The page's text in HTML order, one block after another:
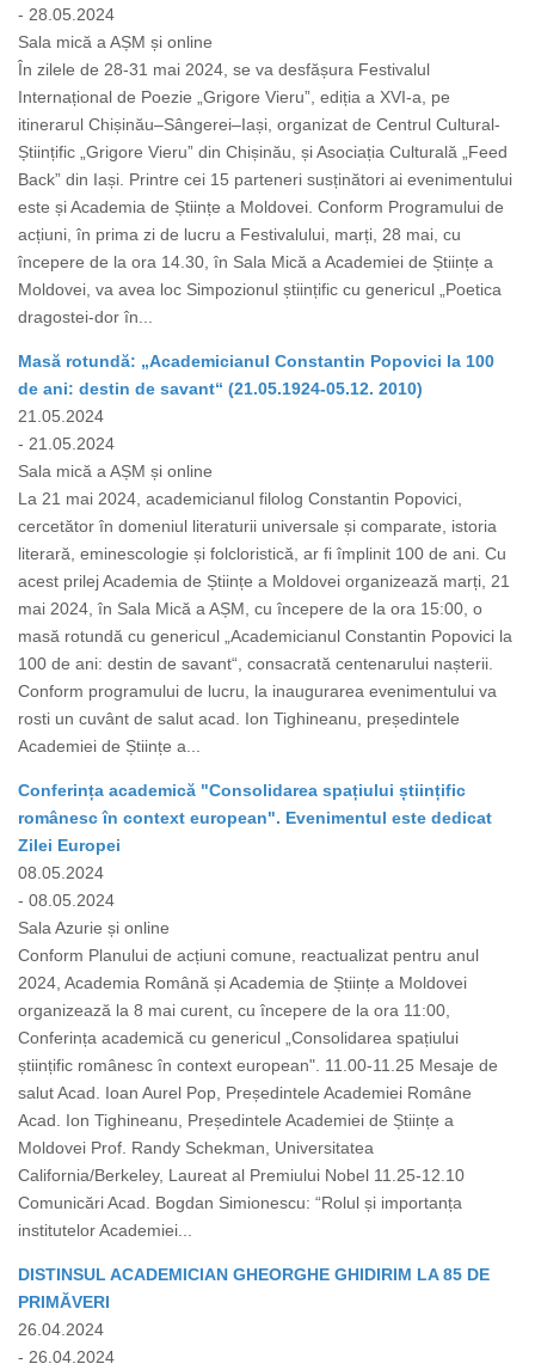
- 28.05.2024
Sala mică a AȘM și online
În zilele de 28-31 mai 2024, se va desfășura Festivalul
Internațional de Poezie „Grigore Vieru”, ediția a XVI-a, pe
itinerarul Chișinău–Sângerei–Iași, organizat de Centrul Cultural-
Științific „Grigore Vieru” din Chișinău, și Asociația Culturală „Feed
Back” din Iași. Printre cei 15 parteneri susținători ai evenimentului
este și Academia de Științe a Moldovei. Conform Programului de
acțiuni, în prima zi de lucru a Festivalului, marți, 28 mai, cu
începere de la ora 14.30, în Sala Mică a Academiei de Științe a
Moldovei, va avea loc Simpozionul științific cu genericul „Poetica
dragostei-dor în...
Masă rotundă: „Academicianul Constantin Popovici la 100
de ani: destin de savant“ (21.05.1924-05.12. 2010)
21.05.2024
- 21.05.2024
Sala mică a AȘM și online
La 21 mai 2024, academicianul filolog Constantin Popovici,
cercetător în domeniul literaturii universale și comparate, istoria
literară, eminescologie și folcloristică, ar fi împlinit 100 de ani. Cu
acest prilej Academia de Științe a Moldovei organizează marți, 21
mai 2024, în Sala Mică a AȘM, cu începere de la ora 15:00, o
masă rotundă cu genericul „Academicianul Constantin Popovici la
100 de ani: destin de savant“, consacrată centenarului nașterii.
Conform programului de lucru, la inaugurarea evenimentului va
rosti un cuvânt de salut acad. Ion Tighineanu, președintele
Academiei de Științe a...
Conferința academică "Consolidarea spațiului științific
românesc în context european". Evenimentul este dedicat
Zilei Europei
08.05.2024
- 08.05.2024
Sala Azurie și online
Conform Planului de acțiuni comune, reactualizat pentru anul
2024, Academia Română și Academia de Științe a Moldovei
organizează la 8 mai curent, cu începere de la ora 11:00,
Conferința academică cu genericul „Consolidarea spațiului
științific românesc în context european". 11.00-11.25 Mesaje de
salut Acad. Ioan Aurel Pop, Președintele Academiei Române
Acad. Ion Tighineanu, Președintele Academiei de Științe a
Moldovei Prof. Randy Schekman, Universitatea
California/Berkeley, Laureat al Premiului Nobel 11.25-12.10
Comunicări Acad. Bogdan Simionescu: “Rolul și importanța
institutelor Academiei...
DISTINSUL ACADEMICIAN GHEORGHE GHIDIRIM LA 85 DE
PRIMĂVERI
26.04.2024
- 26.04.2024